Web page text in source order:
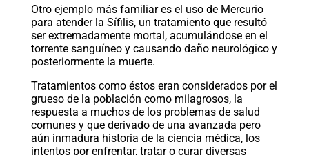
Otro ejemplo más familiar es el uso de Mercurio
para atender la Sífilis, un tratamiento que resultó
ser extremadamente mortal, acumulándose en el
torrente sanguíneo y causando daño neurológico y
posteriormente la muerte.
Tratamientos como éstos eran considerados por el
grueso de la población como milagrosos, la
respuesta a muchos de los problemas de salud
comunes y que derivado de una avanzada pero
aún inmadura historia de la ciencia médica, los
intentos por enfrentar, tratar o curar diversas